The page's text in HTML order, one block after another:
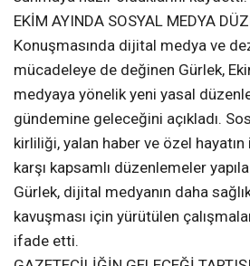
EKİM AYINDA SOSYAL MEDYA
Konuşmasında dijital medya ve
mücadeleye de değinen Gürlek,
medyaya yönelik yeni yasal
gündemine geleceğini açıkladı.
kirliliği, yalan haber ve özel
karşı kapsamlı düzenlemeler
Gürlek, dijital medyanın daha
kavuşması için yürütülen
ifade etti.